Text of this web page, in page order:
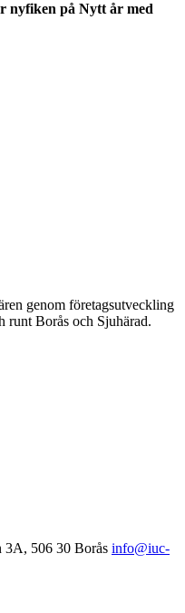
nyfiken på Nytt år med
genom företagsutveckling
runt Borås och Sjuhärad.
3A, 506 30 Borås info@iuc-